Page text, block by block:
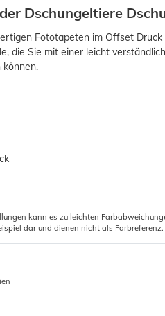
Dschungeltiere
Fototapeten im Offset
die Sie mit einer leicht
kann es zu leichten
dar und dienen nicht als Farbreferenz.